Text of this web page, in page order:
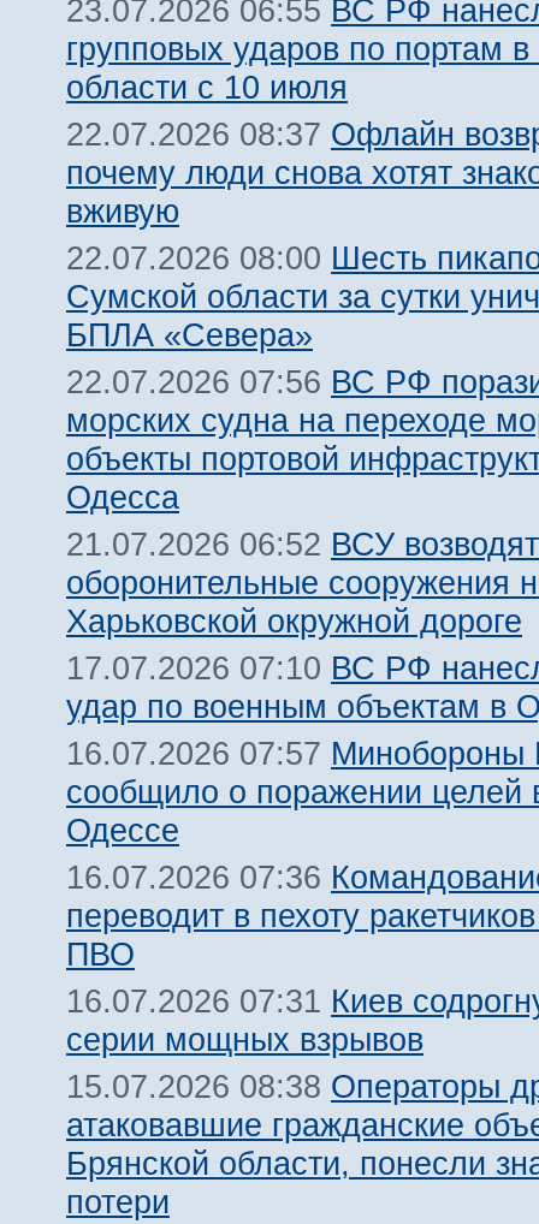
23.07.2026 06:55 ВС РФ
групповых ударов по портам
области с 10 июля
22.07.2026 08:37 Офлайн
почему люди снова хотят
вживую
22.07.2026 08:00 Шесть
Сумской области за сутки
БПЛА «Севера»
22.07.2026 07:56 ВС РФ
морских судна на переходе
объекты портовой
Одесса
21.07.2026 06:52 ВСУ возводят
оборонительные сооружения
Харьковской окружной дороге
17.07.2026 07:10 ВС РФ
удар по военным объектам в
16.07.2026 07:57
сообщило о поражении целей
Одессе
16.07.2026 07:36
переводит в пехоту
ПВО
16.07.2026 07:31 Киев
серии мощных взрывов
15.07.2026 08:38 Операторы
атаковавшие гражданские
Брянской области, понесли
потери